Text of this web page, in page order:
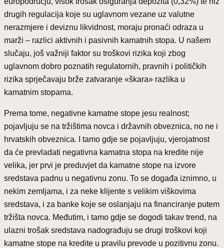
drugih regulacija koje su uglavnom vezane uz valutne
nerazmjere i deviznu likvidnost, moraju pronaći odraza u
marži – razlici aktivnih i pasivnih kamatnih stopa. U našem
slučaju, još važniji faktor su troškovi rizika koji zbog
uglavnom dobro poznatih regulatornih, pravnih i političkih
rizika sprječavaju brže zatvaranje «škara» razlika u
kamatnim stopama.
Prema tome, negativne kamatne stope jesu realnost;
pojavljuju se na tržištima novca i državnih obveznica, no ne i
hrvatskih obveznica. I tamo gdje se pojavljuju, vjerojatnost
da će prevladati negativna kamatna stopa na kredite nije
velika, jer prvi je preduvjet da kamatne stope na izvore
sredstava padnu u negativnu zonu. To se događa iznimno, u
nekim zemljama, i za neke klijente s velikim viškovima
sredstava, i za banke koje se oslanjaju na financiranje putem
tržišta novca. Međutim, i tamo gdje se dogodi takav trend, na
ulazni trošak sredstava nadograđuju se drugi troškovi koji
kamatne stope na kredite u pravilu prevode u pozitivnu zonu.